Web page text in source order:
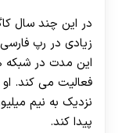
در این چند سال
زیادی در رپ
این مدت در شبکه
فعالیت می کند.
نزدیک به نیم
پیدا کند.